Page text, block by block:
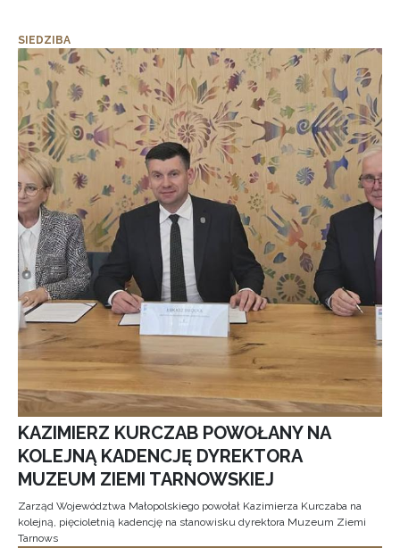
SIEDZIBA
KAZIMIERZ KURCZAB POWOŁANY NA
KOLEJNĄ KADENCJĘ DYREKTORA
MUZEUM ZIEMI TARNOWSKIEJ
Zarząd Województwa Małopolskiego powołał Kazimierza Kurczaba na
kolejną, pięcioletnią kadencję na stanowisku dyrektora Muzeum Ziemi
Tarnows